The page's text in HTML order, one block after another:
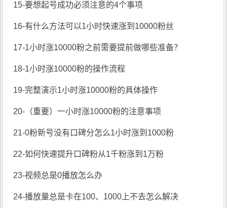
15-要想起号成功必须注意的4个事项
16-有什么方法可以1小时快速涨到10000粉丝
17-1小时涨10000粉之前需要提前做哪些准备？
18-1小时涨10000粉的操作流程
19-完整演示1小时涨10000粉的具体操作
20-（重要）一小时涨10000粉的注意事项
21-0粉新号没有口碑分怎么1小时涨到1000粉
22-如何快速提升口碑粉从1千粉涨到1万粉
23-视频总是0播放怎么办
24-播放量总是卡在100、1000上不去怎么解决